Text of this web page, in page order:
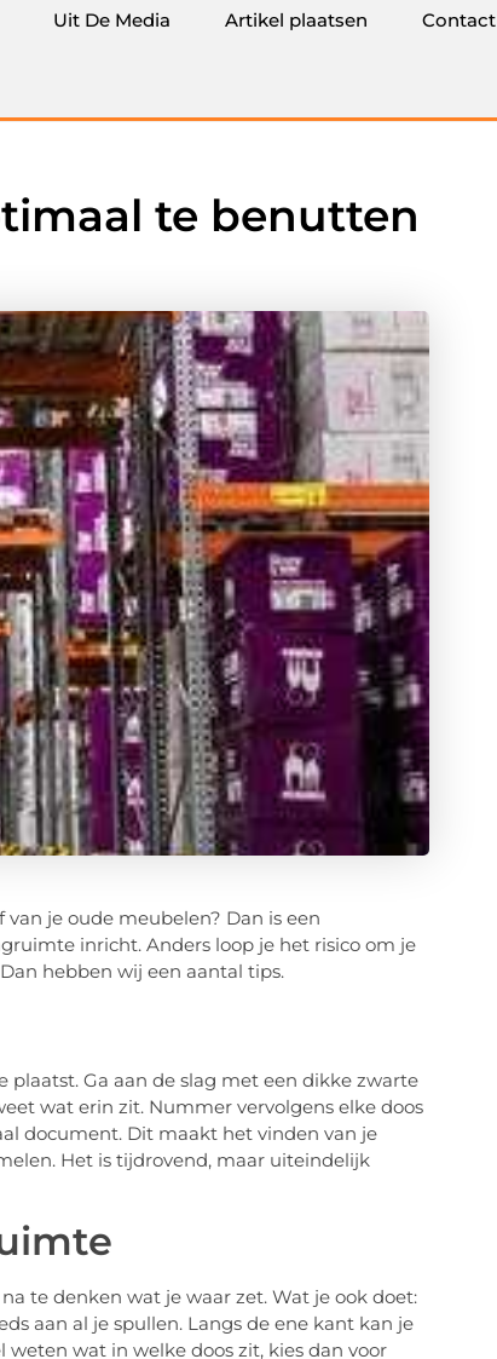
Uit De Media Artikel plaatsen Contact
te benutten
je oude meubelen? Dan is een
inricht. Anders loop je het risico om je
hebben wij een aantal tips.
Ga aan de slag met een dikke zwarte
wat erin zit. Nummer vervolgens elke doos
document. Dit maakt het vinden van je
Het is tijdrovend, maar uiteindelijk
te denken wat je waar zet. Wat je ook doet:
aan al je spullen. Langs de ene kant kan je
wat in welke doos zit, kies dan voor